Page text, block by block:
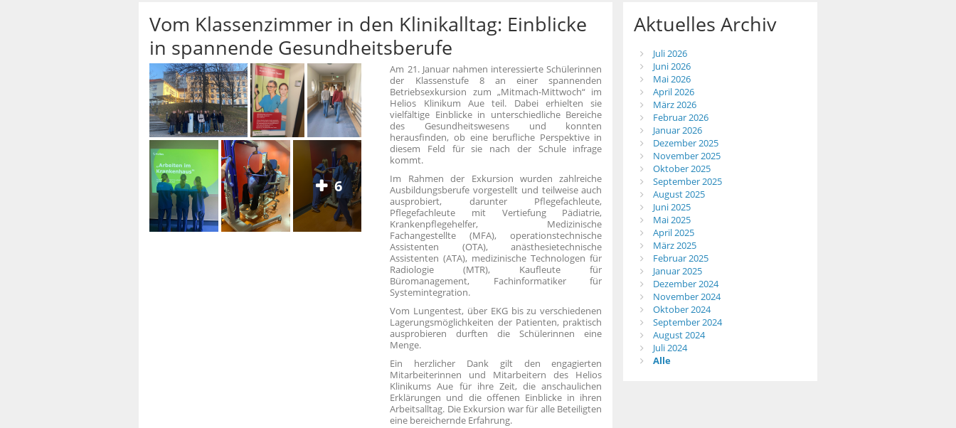
Aktuelles
Vom Klassenzimmer in den Klinikalltag: Einblicke
in spannende Gesundheitsberufe
6
Am 21. Januar nahmen interessierte Schülerinnen
der Klassenstufe 8 an einer spannenden
Betriebsexkursion zum „Mitmach-Mittwoch“ im
Helios Klinikum Aue teil. Dabei erhielten sie
vielfältige Einblicke in unterschiedliche Bereiche
des Gesundheitswesens und konnten
herausfinden, ob eine berufliche Perspektive in
diesem Feld für sie nach der Schule infrage
kommt.
Im Rahmen der Exkursion wurden zahlreiche
Ausbildungsberufe vorgestellt und teilweise auch
ausprobiert, darunter Pflegefachleute,
Pflegefachleute mit Vertiefung Pädiatrie,
Krankenpflegehelfer, Medizinische
Fachangestellte (MFA), operationstechnische
Assistenten (OTA), anästhesietechnische
Assistenten (ATA), medizinische Technologen für
Radiologie (MTR), Kaufleute für
Büromanagement, Fachinformatiker für
Systemintegration.
Vom Lungentest, über EKG bis zu verschiedenen
Lagerungsmöglichkeiten der Patienten, praktisch
ausprobieren durften die Schülerinnen eine
Menge.
Ein herzlicher Dank gilt den engagierten
Mitarbeiterinnen und Mitarbeitern des Helios
Klinikums Aue für ihre Zeit, die anschaulichen
Erklärungen und die offenen Einblicke in ihren
Arbeitsalltag. Die Exkursion war für alle Beteiligten
eine bereichernde Erfahrung.
Aktuelles Archiv
Juli 2026
Juni 2026
Mai 2026
April 2026
März 2026
Februar 2026
Januar 2026
Dezember 2025
November 2025
Oktober 2025
September 2025
August 2025
Juni 2025
Mai 2025
April 2025
März 2025
Februar 2025
Januar 2025
Dezember 2024
November 2024
Oktober 2024
September 2024
August 2024
Juli 2024
Alle